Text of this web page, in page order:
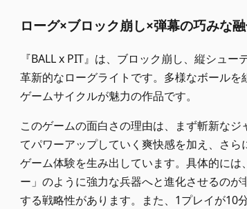
ローグ×ブロック崩し×弾幕の巧みな
『BALL x PIT』は、ブロック崩し、縦シュ
革新的なローグライトです。多様なボール
ゲームサイクルが魅力の作品です。
このゲームの面白さの理由は、まず斬新な
てパワーアップしていく爽快感を加え、さ
ゲーム体験を生み出しています。具体的に
ー」のように強力な兵器へと進化させるの
する戦略性があります。また、1プレイが10